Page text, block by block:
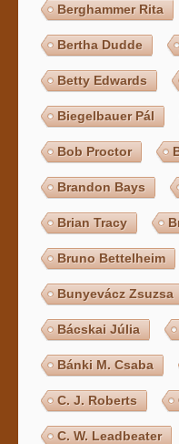
Berghammer Rita
Bertha Dudde
Betty Edwards
Biegelbauer Pál
Bob Proctor
Brandon Bays
Brian Tracy
Bruno Bettelheim
Bunyevácz Zsuzsa
Bácskai Júlia
Bánki M. Csaba
C. J. Roberts
C. W. Leadbeater